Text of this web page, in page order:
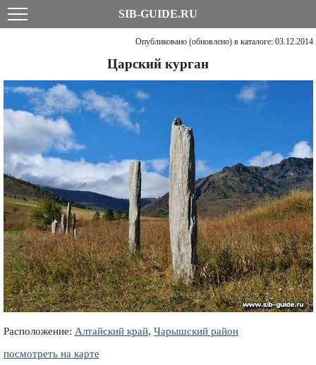
SIB-GUIDE.RU
Опубликовано (обновлено) в каталоге: 03.12.2014
Царский курган
Расположение: Алтайский край, Чарышский район
посмотреть на карте